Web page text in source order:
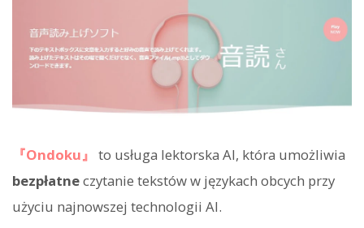
『Ondoku』 to usługa lektorska AI, która umożliwia
bezpłatneczytanie tekstów w językach obcych przy
użyciu najnowszej technologii AI.